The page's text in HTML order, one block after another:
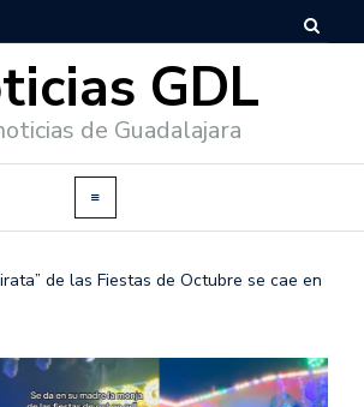
GDL
de Guadalajara
de las Fiestas de Octubre se cae en